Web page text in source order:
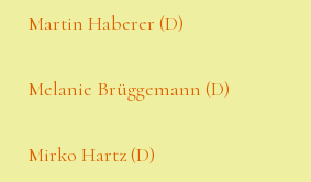
Martin Haberer (D)
Melanie Brüggemann (D)
Mirko Hartz (D)